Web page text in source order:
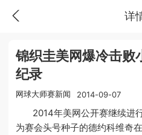
详
锦织圭美网爆冷击败
纪录
网球大师赛新闻 2014-09-07
2014年美网公开赛继续进
为赛会头号种子的德约科维奇